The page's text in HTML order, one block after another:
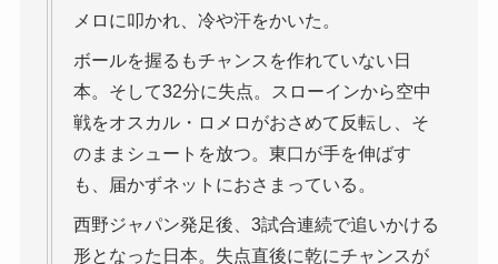
メロに叩かれ、冷や汗をかいた。
ボールを握るもチャンスを作れていない日
本。そして32分に失点。スローインから空中
戦をオスカル・ロメロがおさめて反転し、そ
のままシュートを放つ。東口が手を伸ばす
も、届かずネットにおさまっている。
西野ジャパン発足後、3試合連続で追いかける
形となった日本。失点直後に乾にチャンスが